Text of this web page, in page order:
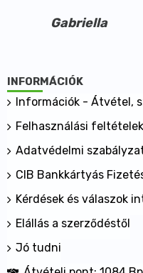
Gabriella
INFORMÁCIÓK
Információk - Átvétel,
Felhasználási feltételek
Adatvédelmi
CIB Bankkártyás
Kérdések és válaszok
Elállás a szerződéstől
Jó tudni